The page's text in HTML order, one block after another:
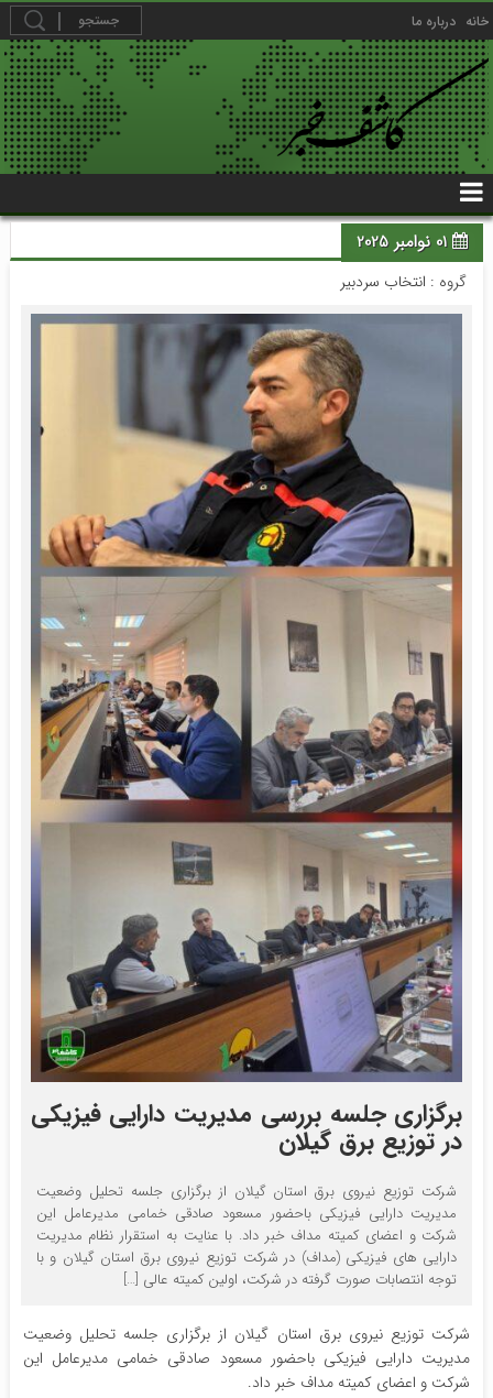
خانه درباره ما
01 نوامبر 2025
گروه : انتخاب سردبیر
برگزاری جلسه بررسی مدیریت دارایی فیزیکی
در توزیع برق گیلان
شرکت توزیع نیروی برق استان گیلان از برگزاری جلسه تحلیل وضعیت
مدیریت دارایی فیزیکی باحضور مسعود صادقی خمامی مدیرعامل این
شرکت و اعضای کمیته مداف خبر داد. با عنایت به استقرار نظام مدیریت
دارایی های فیزیکی (مداف) در شرکت توزیع نیروی برق استان گیلان و با
توجه انتصابات صورت گرفته در شرکت، اولین کمیته عالی […]
شرکت توزیع نیروی برق استان گیلان از برگزاری جلسه تحلیل وضعیت
مدیریت دارایی فیزیکی باحضور مسعود صادقی خمامی مدیرعامل این
شرکت و اعضای کمیته مداف خبر داد.